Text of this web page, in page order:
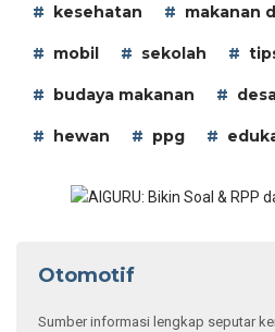
kesehatan makanan
mobil sekolah
budaya makanan
hewan ppg
Otomotif
Sumber informasi lengkap seputar